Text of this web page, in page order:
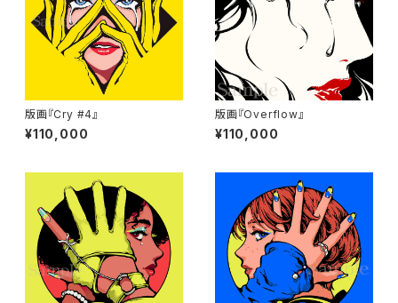
版画『Cry #4』
¥110,000
版画『Overflow』
¥110,000